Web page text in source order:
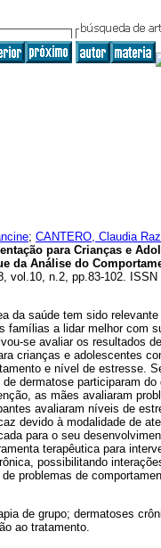
; CANTERO, Claudia
para Crianças e
da Análise do
vol.10, n.2, pp.83-102. ISSN
da saúde tem sido
famílias a lidar melhor com
se avaliar os resultados
crianças e adolescentes
e nível de estresse.
dermatose participaram do
as mães avaliaram
avaliaram níveis de
devido à modalidade de
para o seu
terapêutica para
possibilitando
problemas de
de grupo; dermatoses
ao tratamento.